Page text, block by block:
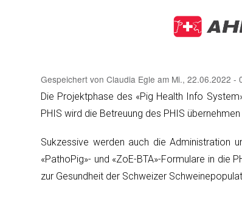
Gespeichert vonClaudia Egle am Mi., 22.06.2022 -
Die Projektphase des «Pig Health Info
PHIS wird die Betreuung des PHIS
Sukzessive werden auch die Administration
«PathoPig»- und «ZoE-BTA»-Formulare in die
zur Gesundheit der Schweizer